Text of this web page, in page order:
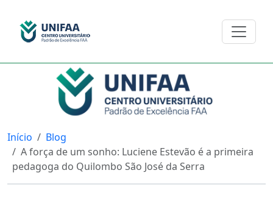
Início
Blog
A força de um sonho: Luciene Estevão é a primeira
pedagoga do Quilombo São José da Serra